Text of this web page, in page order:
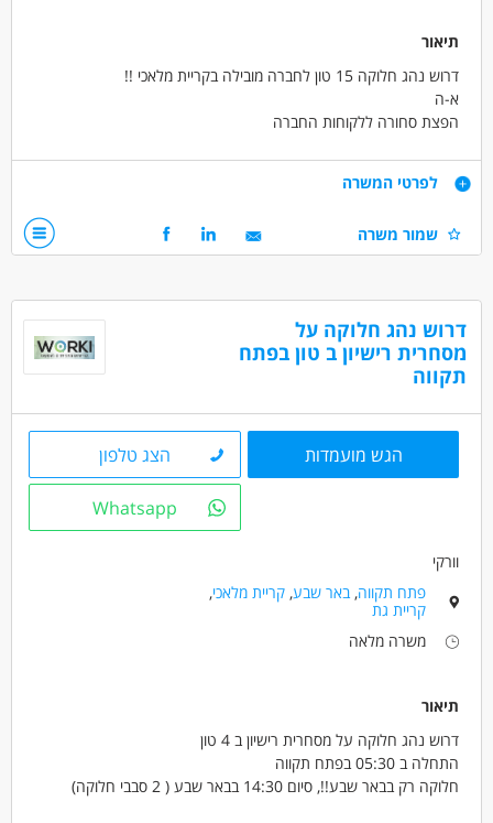
תיאור
דרוש נהג חלוקה 15 טון לחברה מובילה בקריית מלאכי !!
א-ה
הפצת סחורה ללקוחות החברה
ממוצע שכר 15000 ש"ח .
דרישות
רישיון ג' 15 טון מעל גיל 24 חובה
נהגים, רכב ותחבורה - מלגזה
נהגים, רכב ותחבורה - נהג/ת חלוקה
מאפייני משרה
לפרטי המשרה
שמור משרה
דרוש נהג חלוקה על
מסחרית רישיון ב טון בפתח
תקווה
הגש מועמדות הצג טלפון
Whatsapp
וורקי
פתח תקווה,באר שבע,קריית מלאכי,
קריית גת
משרה מלאה
תיאור
דרוש נהג חלוקה על מסחרית רישיון ב 4 טון
התחלה ב 05:30 בפתח תקווה
חלוקה רק בבאר שבע!!, סיום 14:30 בבאר שבע ( 2 סבבי חלוקה)